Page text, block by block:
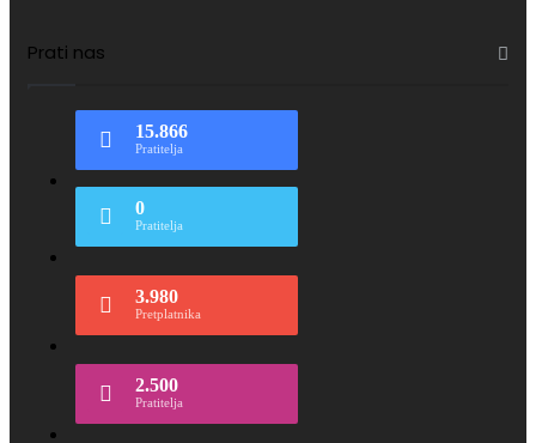
Prati nas
15.866
Pratitelja
0
Pratitelja
3.980
Pretplatnika
2.500
Pratitelja